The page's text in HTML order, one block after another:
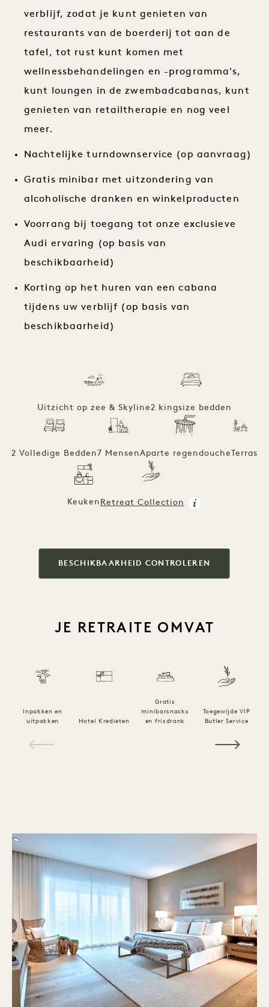
verblijf, zodat je kunt genieten van
restaurants van de boerderij tot aan de
tafel, tot rust kunt komen met
wellnessbehandelingen en -programma's,
kunt loungen in de zwembadcabanas, kunt
genieten van retailtherapie en nog veel
meer.
Nachtelijke turndownservice (op aanvraag)
Gratis minibar met uitzondering van
alcoholische dranken en winkelproducten
Voorrang bij toegang tot onze exclusieve
Audi ervaring (op basis van
beschikbaarheid)
Korting op het huren van een cabana
tijdens uw verblijf (op basis van
beschikbaarheid)
Uitzicht op zee & Skyline2 kingsize bedden
2 Volledige Bedden7 MensenAparte regendoucheTerras
Keuken Retreat Collection
BESCHIKBAARHEID CONTROLEREN
JE RETRAITE OMVAT
Inpakken en
uitpakken
Hotel Kredieten
Gratis
minibarsnacks
en frisdrank
Toegewijde VIP
Butler Service